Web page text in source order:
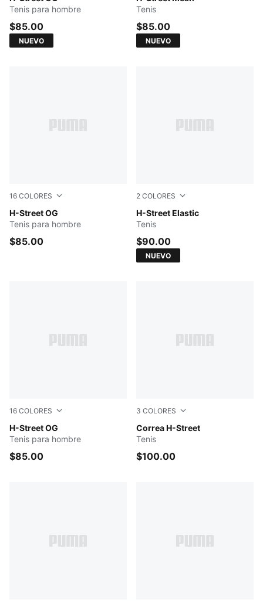
Tenis para hombre
$85.00
NUEVO
Tenis
$85.00
NUEVO
16 COLORES
H-Street OG
Sun Stream-PUMA Gold
Tenis para hombre
$85.00
2 COLORES
H-Street Elastic
Red Rhythm-Cashew Brown
Tenis
$90.00
NUEVO
16 COLORES
H-Street OG
PUMA Black-PUMA Silver
Tenis para hombre
$85.00
3 COLORES
Correa H-Street
PUMA Black-Warm White
Tenis
$100.00